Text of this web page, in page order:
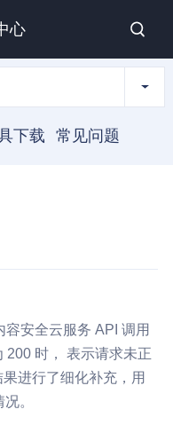
心
下载 常见问题
安全云服务 API 调用
200 时， 表示请求未正
进行了细化补充，用
。